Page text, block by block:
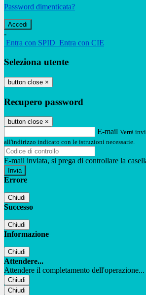
Password dimenticata?
-
Entra con SPID Entra con CIE
Seleziona utente
button close ×
Recupero password
button close ×
E-mail Verrà
all'indirizzo indicato con le istruzioni necessarie.
E-mail inviata, si prega di controllare la
Errore
Chiudi
Successo
Chiudi
Informazione
Chiudi
Attendere...
Attendere il completamento dell'operazione...
Chiudi
Chiudi